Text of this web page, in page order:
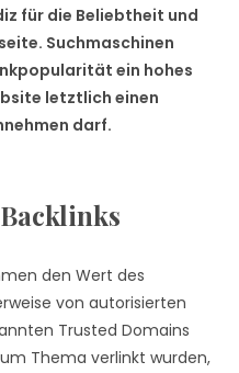
für die Beliebtheit und
Suchmaschinen
ein hohes
letztlich einen
darf.
den Wert des
von autorisierten
Trusted Domains
Thema verlinkt wurden,